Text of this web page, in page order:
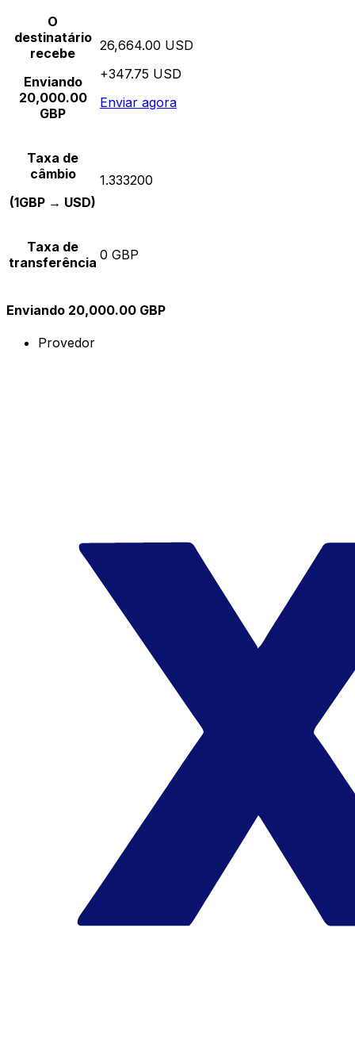
O
destinatário
recebe
Enviando
20,000.00
GBP
26,664.00 USD
+347.75 USD
Enviar agora
Taxa de
câmbio
(1GBP → USD)
1.333200
Taxa de
transferência 0 GBP
Enviando 20,000.00 GBP
Provedor